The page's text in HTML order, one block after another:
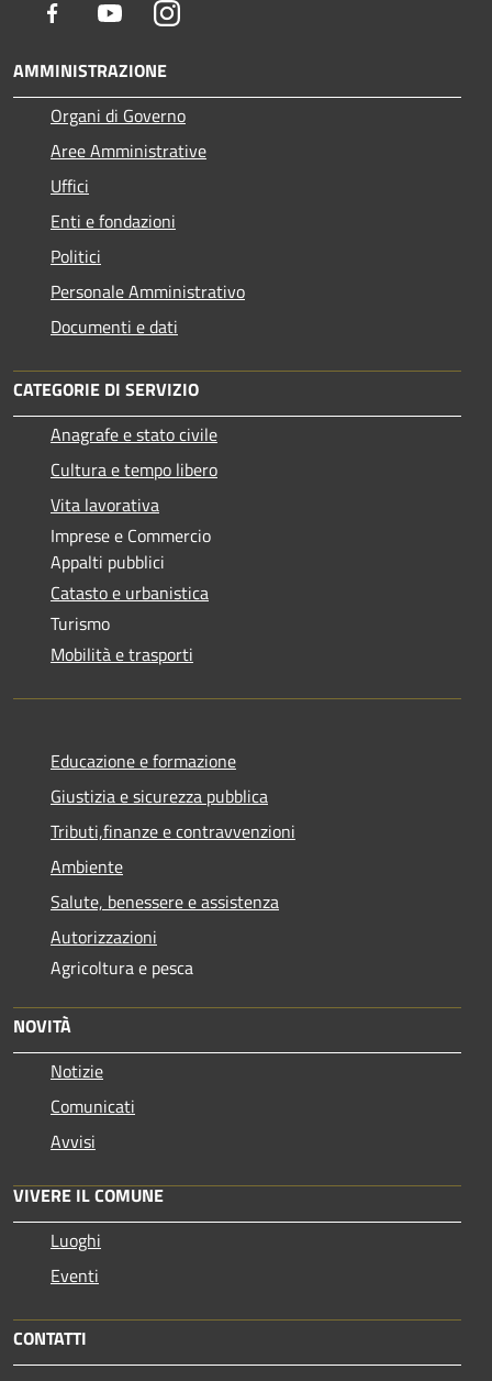
Facebook YoutubeInstagram
AMMINISTRAZIONE
Organi di Governo
Aree Amministrative
Uffici
Enti e fondazioni
Politici
Personale Amministrativo
Documenti e dati
CATEGORIE DI SERVIZIO
Anagrafe e stato civile
Cultura e tempo libero
Vita lavorativa
Imprese e Commercio
Appalti pubblici
Catasto e urbanistica
Turismo
Mobilità e trasporti
Educazione e formazione
Giustizia e sicurezza pubblica
Tributi,finanze e contravvenzioni
Ambiente
Salute, benessere e assistenza
Autorizzazioni
Agricoltura e pesca
NOVITÀ
Notizie
Comunicati
Avvisi
VIVERE IL COMUNE
Luoghi
Eventi
CONTATTI